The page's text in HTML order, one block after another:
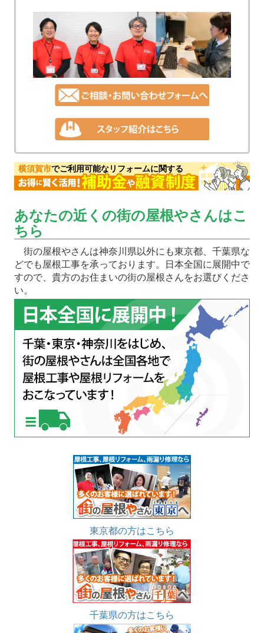
横須賀市でご利用可能なリフォームに関する
あなたの近くの街の屋根やさんはこ
ちら
街の屋根やさんは神奈川県以外にも東京都、千葉県な
どでも屋根工事を承っております。日本全国に展開中で
すので、貴方のお住まいの街の屋根さんをお選びくださ
い。
東京都の方はこちら
千葉県の方はこちら